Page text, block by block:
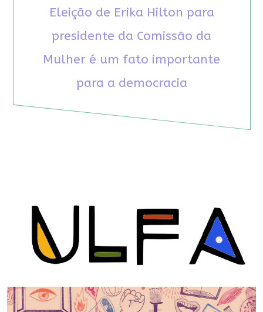
Eleição de Erika Hilton para
presidente da Comissão da
Mulher é um fato importante
para a democracia